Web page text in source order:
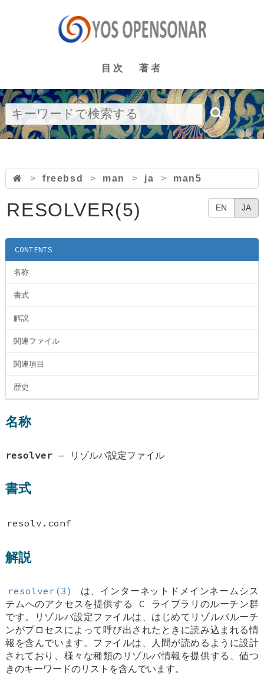
目次 著者
> freebsd > man > ja > man5
EN JA
RESOLVER(5)
CONTENTS
名称
書式
解説
関連ファイル
関連項目
歴史
名称
resolver — リゾルバ設定ファイル
書式
resolv.conf
解説
resolver(3)
は、インターネットドメインネームシス
テムへのアクセスを提供する C ライブラリのルーチン群
です。リゾルバ設定ファイルは、はじめてリゾルバルーチ
ンがプロセスによって呼び出されたときに読み込まれる情
報を含んでいます。ファイルは、人間が読めるように設計
されており、様々な種類のリゾルバ情報を提供する、値つ
きのキーワードのリストを含んでいます。